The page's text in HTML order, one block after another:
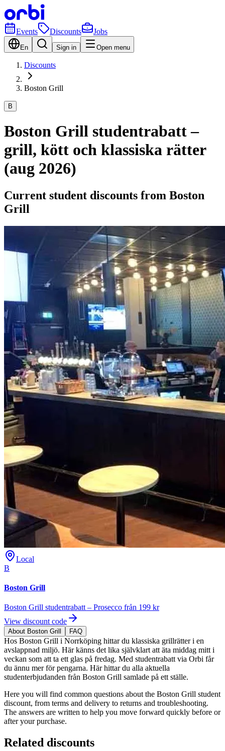
Events Discounts Jobs
En Sign in Open menu
Discounts
Boston Grill
B
Boston Grill studentrabatt –
grill, kött och klassiska rätter
(aug 2026)
Current student discounts from Boston
Grill
Local
B
Boston Grill
Boston Grill studentrabatt – Prosecco från 199 kr
View discount code
About Boston Grill FAQ
Hos Boston Grill i Norrköping hittar du klassiska grillrätter i en
avslappnad miljö. Här känns det lika självklart att äta middag mitt i
veckan som att ta ett glas på fredag. Med studentrabatt via Orbi får
du ännu mer för pengarna. Här hittar du alla aktuella
studenterbjudanden från Boston Grill samlade på ett ställe.
Here you will find common questions about the Boston Grill student
discount, from terms and delivery to returns and troubleshooting.
The answers are written to help you move forward quickly before or
after your purchase.
Related discounts